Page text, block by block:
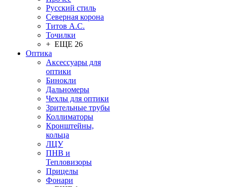
Русский стиль
Северная корона
Титов А.С.
Точилки
+ ЕЩЕ 26
Оптика
Аксессуары для
оптики
Бинокли
Дальномеры
Чехлы для оптики
Зрительные трубы
Коллиматоры
Кронштейны,
кольца
ЛЦУ
ПНВ и
Тепловизоры
Прицелы
Фонари